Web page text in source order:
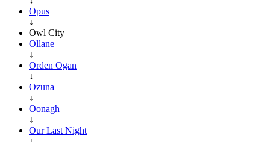
Opus
↓
Owl City
Ollane
↓
Orden Ogan
↓
Ozuna
↓
Oonagh
↓
Our Last Night